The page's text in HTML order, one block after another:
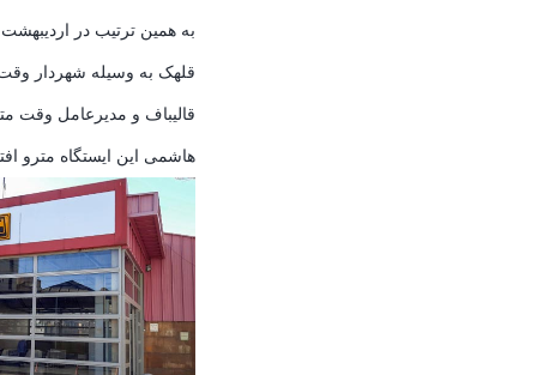
قلهک به وسیله شهردار
قالیباف و مدیرعامل وقت
هاشمی این ایستگاه مترو